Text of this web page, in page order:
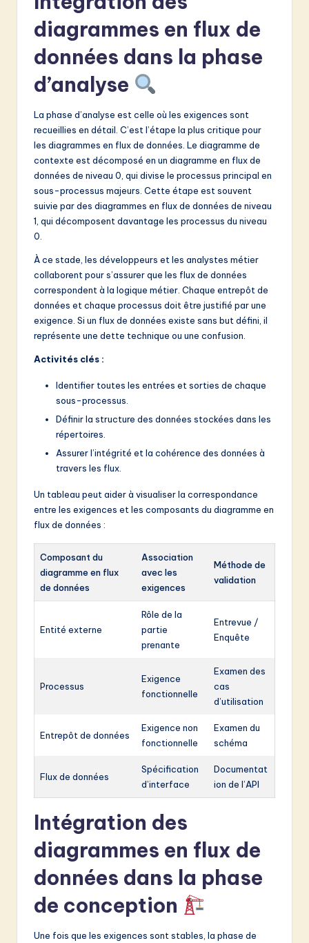
diagrammes en flux de
données dans la phase
d’analyse
La phase d’analyse est celle où les exigences sont
recueillies en détail. C’est l’étape la plus critique pour
les diagrammes en flux de données. Le diagramme de
contexte est décomposé en un diagramme en flux de
données de niveau 0, qui divise le processus principal en
sous-processus majeurs. Cette étape est souvent
suivie par des diagrammes en flux de données de niveau
1, qui décomposent davantage les processus du niveau
0.
À ce stade, les développeurs et les analystes métier
collaborent pour s’assurer que les flux de données
correspondent à la logique métier. Chaque entrepôt de
données et chaque processus doit être justifié par une
exigence. Si un flux de données existe sans but défini, il
représente une dette technique ou une confusion.
Activités clés :
Identifier toutes les entrées et sorties de chaque
sous-processus.
Définir la structure des données stockées dans les
répertoires.
Assurer l’intégrité et la cohérence des données à
travers les flux.
Un tableau peut aider à visualiser la correspondance
entre les exigences et les composants du diagramme en
flux de données :
Composant du
diagramme en flux
de données
Association
avec les
exigences
Méthode de
validation
Entité externe
Rôle de la
partie
prenante
Entrevue /
Enquête
Processus
Exigence
fonctionnelle
Examen des
cas
d’utilisation
Entrepôt de données
Exigence non
fonctionnelle
Examen du
schéma
Flux de données
Spécification
d’interface
Documentat
ion de l’API
Intégration des
diagrammes en flux de
données dans la phase
de conception
Une fois que les exigences sont stables, la phase de